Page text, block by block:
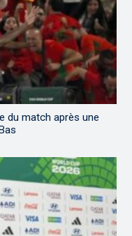
du match après une